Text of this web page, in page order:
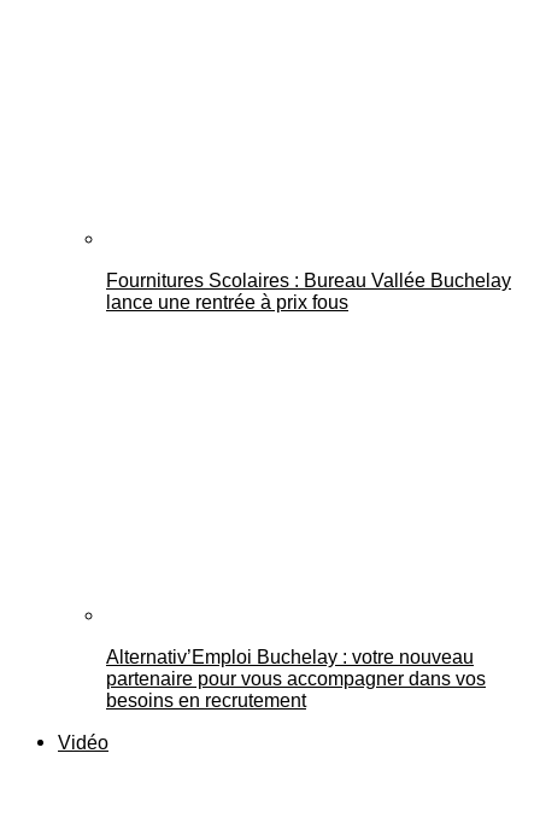
Fournitures Scolaires : Bureau Vallée Buchelay
lance une rentrée à prix fous
Alternativ’Emploi Buchelay : votre nouveau
partenaire pour vous accompagner dans vos
besoins en recrutement
Vidéo